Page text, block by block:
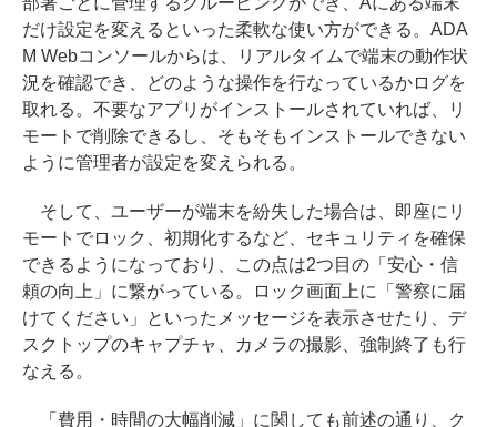
だけ設定を変えるといった柔軟な使い方ができる。ADA
M Webコンソールからは、リアルタイムで端末の動作状
況を確認でき、どのような操作を行なっているかログを
取れる。不要なアプリがインストールされていれば、リ
モートで削除できるし、そもそもインストールできない
ように管理者が設定を変えられる。
そして、ユーザーが端末を紛失した場合は、即座にリ
モートでロック、初期化するなど、セキュリティを確保
できるようになっており、この点は2つ目の「安心・信
頼の向上」に繋がっている。ロック画面上に「警察に届
けてください」といったメッセージを表示させたり、デ
スクトップのキャプチャ、カメラの撮影、強制終了も行
なえる。
「費用・時間の大幅削減」に関しても前述の通り、ク